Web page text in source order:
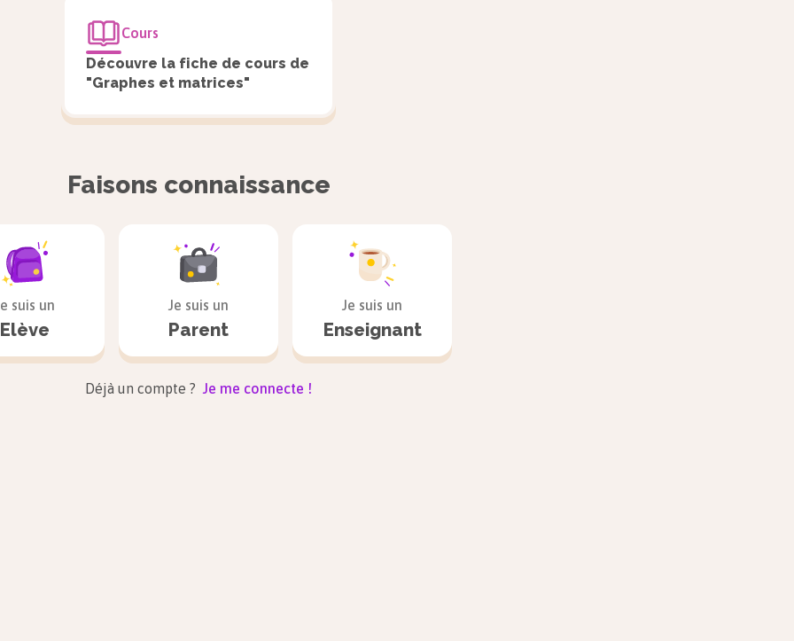
orienté est constitué de sommets.
sommets sont reliés par des arêtes qui sont orientées : elles ne
être parcourues que dans un seul sens.
du sens des arêtes est importante, car elle va déterminer les
possibles sur un graphe.
graphe orienté, une boucle est une arête orientée d’origine et
Cours
Découvre la fiche de cours de
"Graphes et matrices"
Faisons connaissance
suis un
Elève
Je suis un
Parent
Je suis un
Enseignant
Déjà un compte ? Je me connecte !